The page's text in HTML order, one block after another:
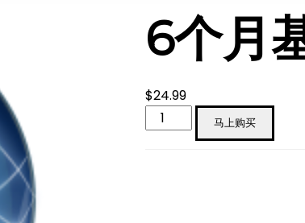
6个月
$24.99
个
马上购买